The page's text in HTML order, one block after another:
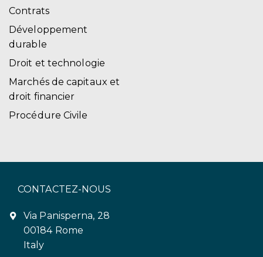
Contrats
Développement
durable
Droit et technologie
Marchés de capitaux et
droit financier
Procédure Civile
CONTACTEZ-NOUS
Via Panisperna, 28
00184 Rome
Italy